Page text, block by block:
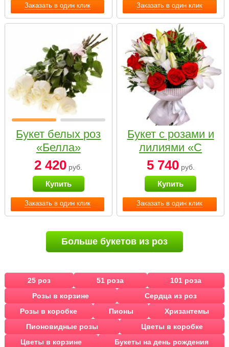
Заказать в один клик Заказать в один клик
Заказать в один клик
Букет белых роз
«Белла»
2 420 руб.
Купить
Заказать в один клик
Букет с розами и
лилиями «С
наилучшими
пожеланиями»
5 740руб.
Купить
Больше букетов из роз
25 роз 51 роза
101 роза
Розы в корзине
Сердца из роз
Розы в коробке
Пионы
Хризантемы
Пионовидные розы
Цветы в коробке
Цветы в корзине
Букеты на день рождения